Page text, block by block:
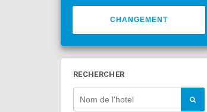
CHANGEMENT
RECHERCHER